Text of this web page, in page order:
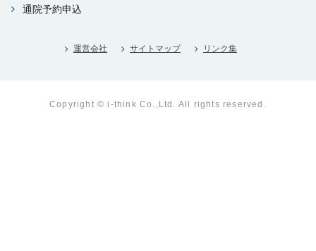
通院予約申込
運営会社 サイトマップ リンク集
Copyright © i-think Co.,Ltd. All rights reserved.